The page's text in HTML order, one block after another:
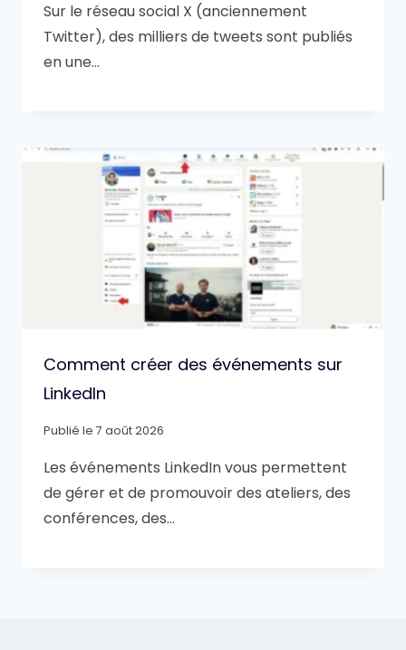
Sur le réseau social X (anciennement
Twitter), des milliers de tweets sont publiés
en une…
Comment créer des événements sur
LinkedIn
Publié le 7 août 2026
Les événements LinkedIn vous permettent
de gérer et de promouvoir des ateliers, des
conférences, des…